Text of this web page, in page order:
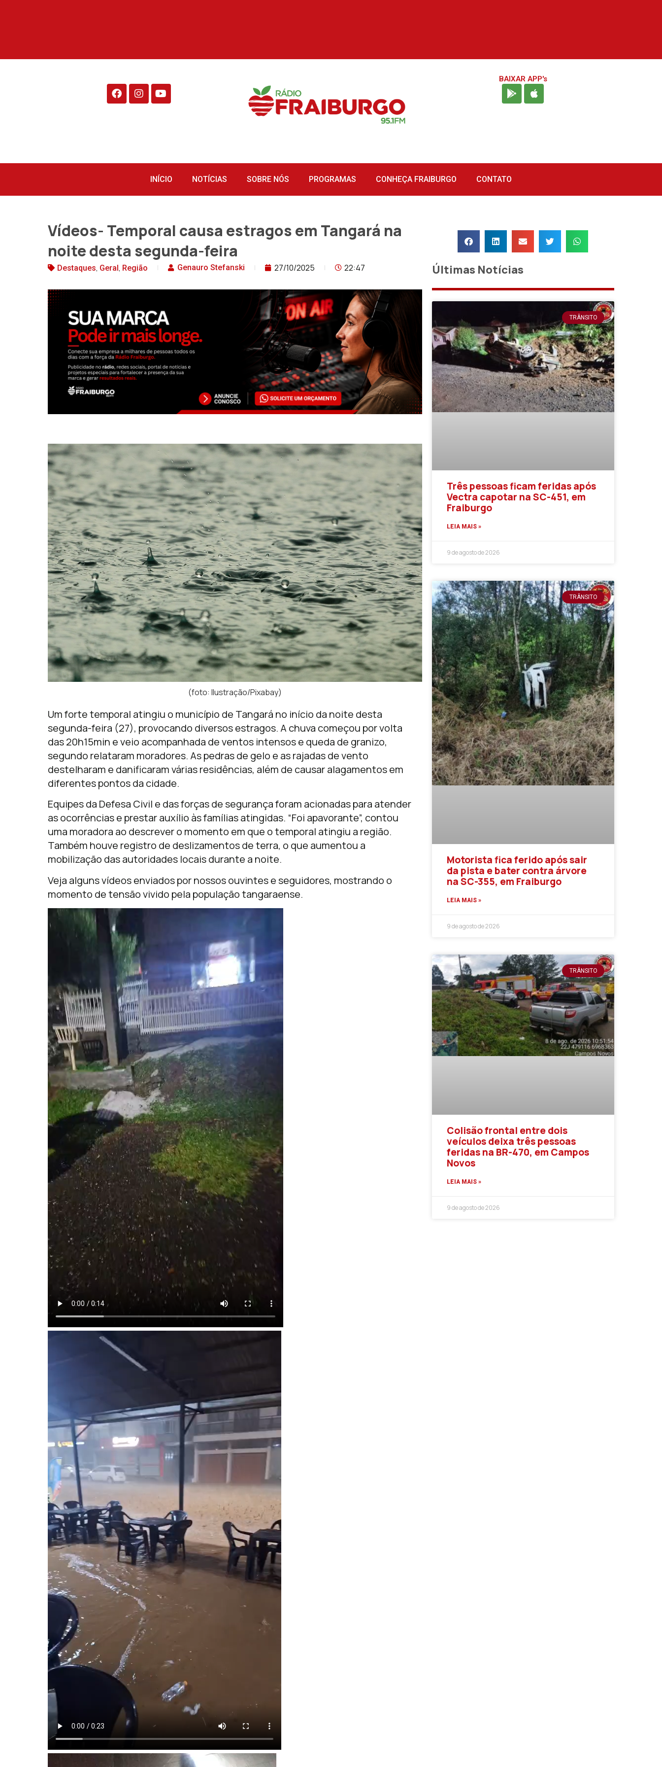
BAIXAR APP's
INÍCIO NOTÍCIAS SOBRE NÓS PROGRAMAS CONHEÇA FRAIBURGO CONTATO
Vídeos- Temporal causa estragos em Tangará na
noite desta segunda-feira
Destaques, Geral, Região Genauro Stefanski 27/10/2025 22:47
(foto: Ilustração/Pixabay)
Um forte temporal atingiu o município de Tangará no início da noite desta
segunda-feira (27), provocando diversos estragos. A chuva começou por volta
das 20h15min e veio acompanhada de ventos intensos e queda de granizo,
segundo relataram moradores. As pedras de gelo e as rajadas de vento
destelharam e danificaram várias residências, além de causar alagamentos em
diferentes pontos da cidade.
Equipes da Defesa Civil e das forças de segurança foram acionadas para atender
as ocorrências e prestar auxílio às famílias atingidas. “Foi apavorante”, contou
uma moradora ao descrever o momento em que o temporal atingiu a região.
Também houve registro de deslizamentos de terra, o que aumentou a
mobilização das autoridades locais durante a noite.
Veja alguns vídeos enviados por nossos ouvintes e seguidores, mostrando o
momento de tensão vivido pela população tangaraense.
Últimas Notícias
TRÂNSITO
Três pessoas ficam feridas após
Vectra capotar na SC-451, em
Fraiburgo
LEIA MAIS »
9 de agosto de 2026
TRÂNSITO
Motorista fica ferido após sair
da pista e bater contra árvore
na SC-355, em Fraiburgo
LEIA MAIS »
9 de agosto de 2026
TRÂNSITO
Colisão frontal entre dois
veículos deixa três pessoas
feridas na BR-470, em Campos
Novos
LEIA MAIS »
9 de agosto de 2026